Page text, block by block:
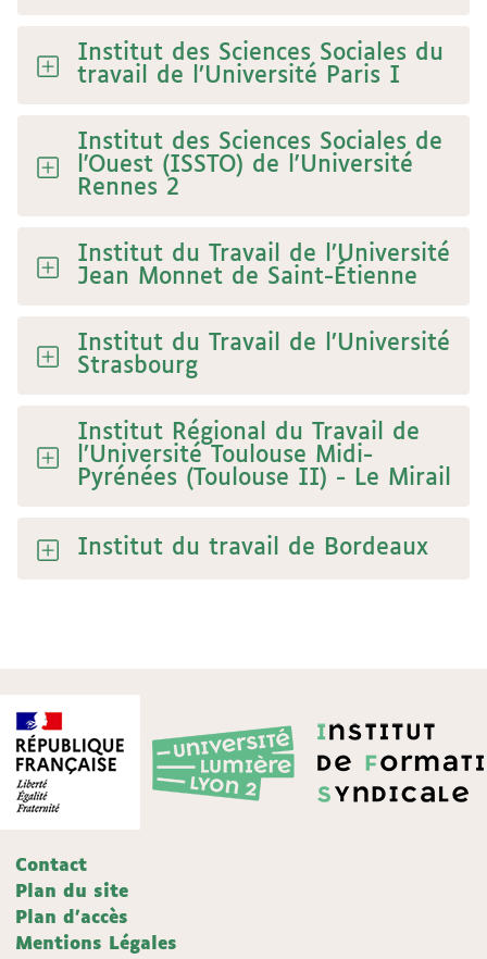
Institut des Sciences Sociales du
travail de l’Université Paris I
Institut des Sciences Sociales de
l'Ouest (ISSTO) de l'Université
Rennes 2
Institut du Travail de l’Université
Jean Monnet de Saint-Étienne
Institut du Travail de l’Université
Strasbourg
Institut Régional du Travail de
l’Université Toulouse Midi-
Pyrénées (Toulouse II) - Le Mirail
Institut du travail de Bordeaux
Contact
Plan du site
Plan d'accès
Mentions Légales